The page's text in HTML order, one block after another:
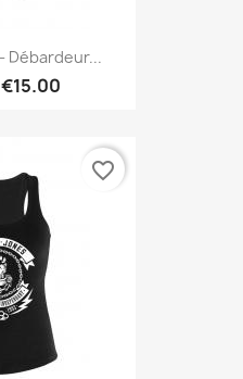
- Débardeur...
€15.00
favorite_border